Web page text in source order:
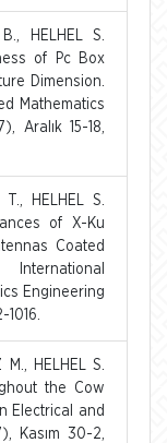
HELHEL S.
of Pc Box
Dimension.
Mathematics
Aralık 15-18,
HELHEL S.
of X-Ku
Coated
Engineering
HELHEL S.
the Cow
Electrical and
Kasım 30-2,